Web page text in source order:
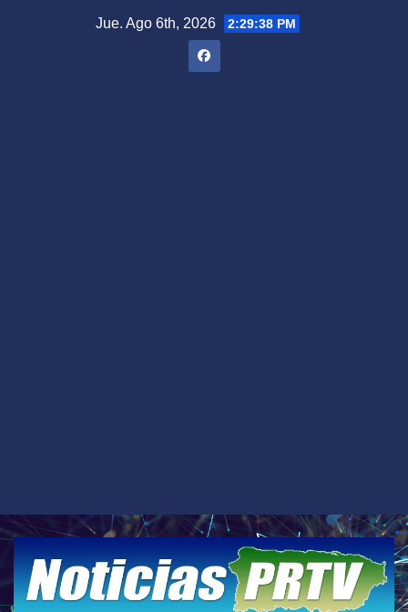
Jue. Ago 6th, 2026 2:29:39 PM